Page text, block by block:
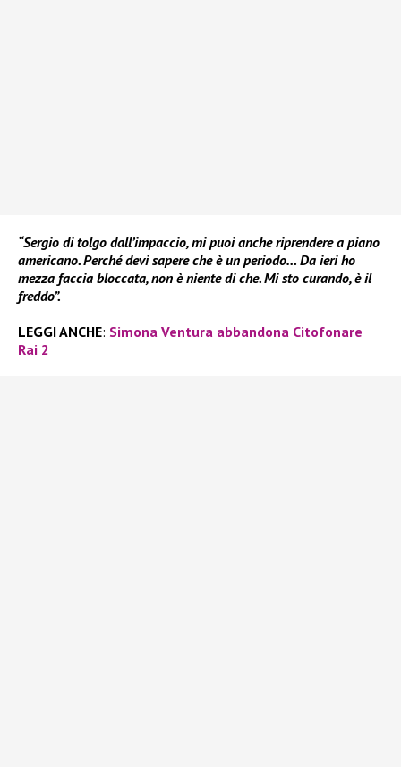
“Sergio di tolgo dall’impaccio, mi puoi anche riprendere a piano
americano. Perché devi sapere che è un periodo… Da ieri ho
mezza faccia bloccata, non è niente di che. Mi sto curando, è il
freddo”.
LEGGI ANCHE: Simona Ventura abbandona Citofonare
Rai 2